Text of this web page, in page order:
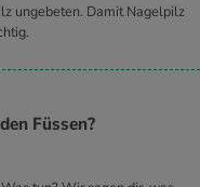
ungebeten. Damit Nagelpilz
Füs­sen?